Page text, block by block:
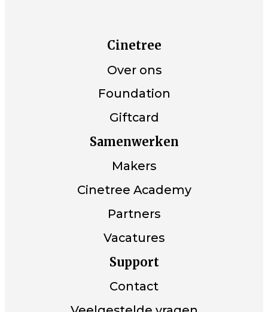
Cinetree
Over ons
Foundation
Giftcard
Samenwerken
Makers
Cinetree Academy
Partners
Vacatures
Support
Contact